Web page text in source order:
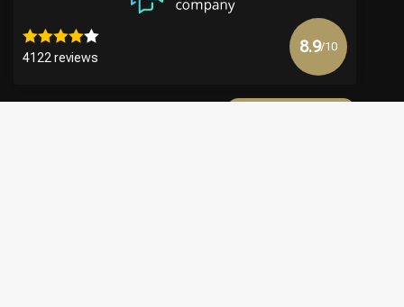
4122 reviews
8.9/10